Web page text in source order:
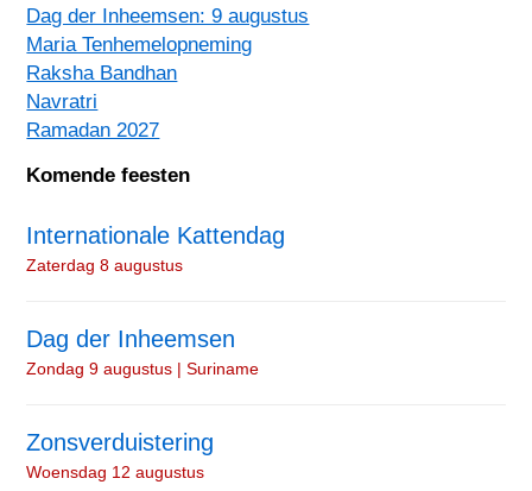
Dag der Inheemsen: 9 augustus
Maria Tenhemelopneming
Raksha Bandhan
Navratri
Ramadan 2027
Komende feesten
Internationale Kattendag
Zaterdag 8 augustus
Dag der Inheemsen
Zondag 9 augustus | Suriname
Zonsverduistering
Woensdag 12 augustus